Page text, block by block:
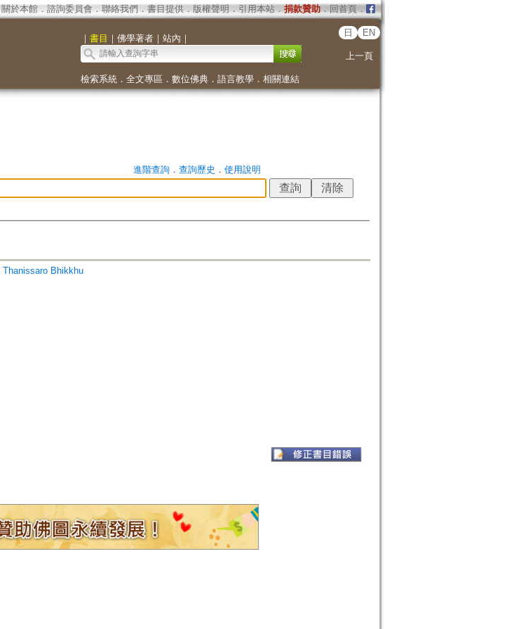
關於本館． 諮詢委員會． 聯絡我們 ． 書目提供． 版權聲明 ． 引用本站． 捐款贊助．回首頁．
｜ 書目 ｜ 佛學著者｜ 站內 ｜
日 EN
上一頁
檢索系統． 全文專區 ． 數位佛典． 語言教學． 相關連結
進階查詢． 查詢歷史 ． 使用說明
Thanissaro Bhikkhu